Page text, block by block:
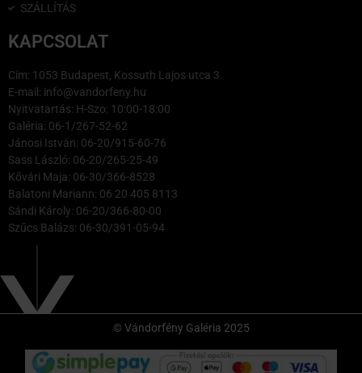
SZÁLLÍTÁS
KAPCSOLAT
Cím: 1053 Budapest, Kossuth Lajos utca 3.
E-mail: info@vandorfeny.hu
Nyitvatartás: H-Szo: 10:00-18:00
Galéria: 06-1/267-52-62
Jánosi István: 06-20/915-60-76
Sass László: 06-20/265-25-49
Kővári Maja: 06-30/366-8528
Balatoni Mariann: 06 20 405 8113
Sándi Károly: 06-20/366-80-00
Szűcs Balázs: 06-30/391-05-94
© Vándorfény Galéria 2025